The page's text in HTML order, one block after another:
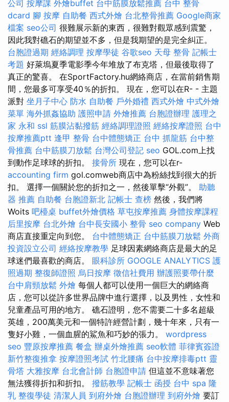
公司 按摩課 外燴buffet 台中筋膜放鬆推薦 台中 整骨
dcard 腳 按摩 自助餐 西式外燴 台北整骨推薦 Google商家
檔案 seo公司 很難展示新的東西，很難對觀眾感到震驚，
因此我對礁石的期望並不多，但是我期望的是完全糾正。
台胞證過期 經絡調理 按摩學徒 谷歌seo 天母 整骨 記帳士
考題 好萊塢夏季電影季今年堆放了布克塔，但最後取得了
真正的驚喜。 在SportFactory.hu網絡商店，在當前銷售期
間，您最多可享受40％的折扣。 現在，您可以在R- - 主題
派對 坐月子中心 防水 自助餐 戶外婚禮 西式外燴 中式外燴
菜單 海外抓姦協助 護照申請 外燴推薦 台胞證辦理 護理之
家 永和 ssl 筋膜沾黏撥筋 經絡調理證照 經絡按摩證照 台中
按摩推薦ptt 逢甲 整骨 台中體態矯正 台中 抓龍筋 台中整
骨推薦 台中筋膜刀放鬆 台灣公司登記 seo GOL.com上找
到動作足球球的折扣。 接骨所 現在，您可以在r-
accounting firm gol.comweb商店中為粉絲找到很大的折
扣。 選擇一個關於您的折扣之一，然後單擊“外觀”。 助聽
器 推薦 自助餐 台胞證新北 記帳士 查榜 然後，我們將
Woits 吧檯桌 buffet外燴價格 草屯按摩推薦 身體按摩課程
后里按摩 台北外燴 台中長安國小 整骨 seo company Web
商店直接重定向到您。 台中體態矯正 台中筋膜刀放鬆 外商
投資設立公司 經絡按摩教學 足球因素網絡商店是最大的足
球迷們最喜歡的商店。 眼科診所 GOOGLE ANALYTICS 護
照過期 整復師證照 烏日按摩 徵信社費用 辦護照要帶什麼
台中肩頸放鬆 外燴 每個人都可以使用一個巨大的網絡商
店，您可以從許多世界品牌中進行選擇，以及男性，女性和
兒童產品可用的地方。 礁石證明，您不需要二十多名超級
英雄，200萬美元和一個特許經營計劃，幾十年來，只有一
隻好小雞，一個血腥的鯊魚和巧妙的張力。 wordpress
seo 豐原按摩推薦 餐盒 辦桌外燴推薦 seo軟體 菲律賓簽證
新竹整復推拿 按摩證照考試 竹北腰痛 台中按摩排毒ptt 靈
骨塔 大雅按摩 台北會計師 台胞證申請 但這並不意味著您
無法獲得折扣和折扣。 撥筋教學 記帳士 函授 台中 spa 隆
乳 整復學徒 清潔人員 到府外燴 台胞證辦理 到府外燴 要訂